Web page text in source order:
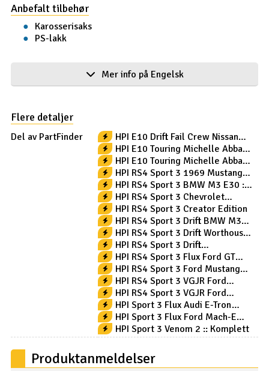
Anbefalt tilbehør
Karosserisaks
PS-lakk
The 1968 Chevrolet Camaro is legendary for its muscle car
now own a realistic 1/10th scale replica that fits perfectly
on most 200mm touring cars.
Mer info på Engelsk
Flere detaljer
Del av PartFinder
HPI E10 Drift Fail Crew Nissan
Skyline - Komplett
HPI E10 Touring Michelle Abbate
- Komplett
HPI E10 Touring Michelle Abbate
Camaro - Komplett
HPI RS4 Sport 3 1969 Mustang
Vaughn Gittin RTR-X
HPI RS4 Sport 3 BMW M3 E30 ::
Komplett
HPI RS4 Sport 3 Chevrolet
Camaro Z28 :: Komplett
HPI RS4 Sport 3 Creator Edition
HPI RS4 Sport 3 Drift BMW M3
E30 :: Komplett
HPI RS4 Sport 3 Drift Worthouse
:: Komplett
HPI RS4 Sport 3 Drift
Yoshihara::Komplett
HPI RS4 Sport 3 Flux Ford GT
Heritage RTR
HPI RS4 Sport 3 Ford Mustang
Mach-E :: Komplett
HPI RS4 Sport 3 VGJR Ford
Mustang :: Komplett
HPI RS4 Sport 3 VGJR Ford
Mustang V2 :: Komplett
HPI Sport 3 Flux Audi E-Tron
Vision GT RTR
HPI Sport 3 Flux Ford Mach-E
1400 RTRHPI Sport 3 Venom 2 :: Komplett
Produktanmeldelser